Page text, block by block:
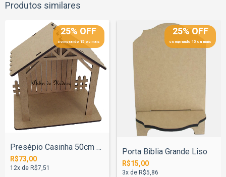
Produtos similares
25% OFF
comprando 15 ou mais
Presépio Casinha 50cm Base 30x50cm
R$73,00
12x de R$7,51
25% OFF
comprando 15 ou mais
Porta Biblia Grande Liso
R$15,00
3x de R$5,86